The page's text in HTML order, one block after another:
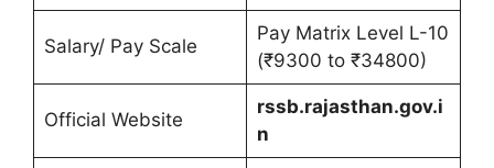
Salary/ Pay Scale
Pay Matrix Level L-10
(₹9300 to ₹34800)
Official Website
rssb.rajasthan.gov.i
n